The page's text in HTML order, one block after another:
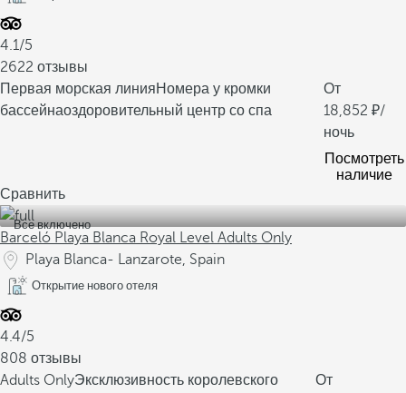
4.1/5
2622 отзывы
Первая морская линияНомера у кромки
бассейнаоздоровительный центр со спа
От
18,852
/
ночь
Посмотреть
наличие
Сравнить
Все включено
Barceló Playa Blanca Royal Level Adults Only
Playa Blanca- Lanzarote, Spain
Открытие нового отеля
4.4/5
808 отзывы
Adults OnlyЭксклюзивность королевского
От